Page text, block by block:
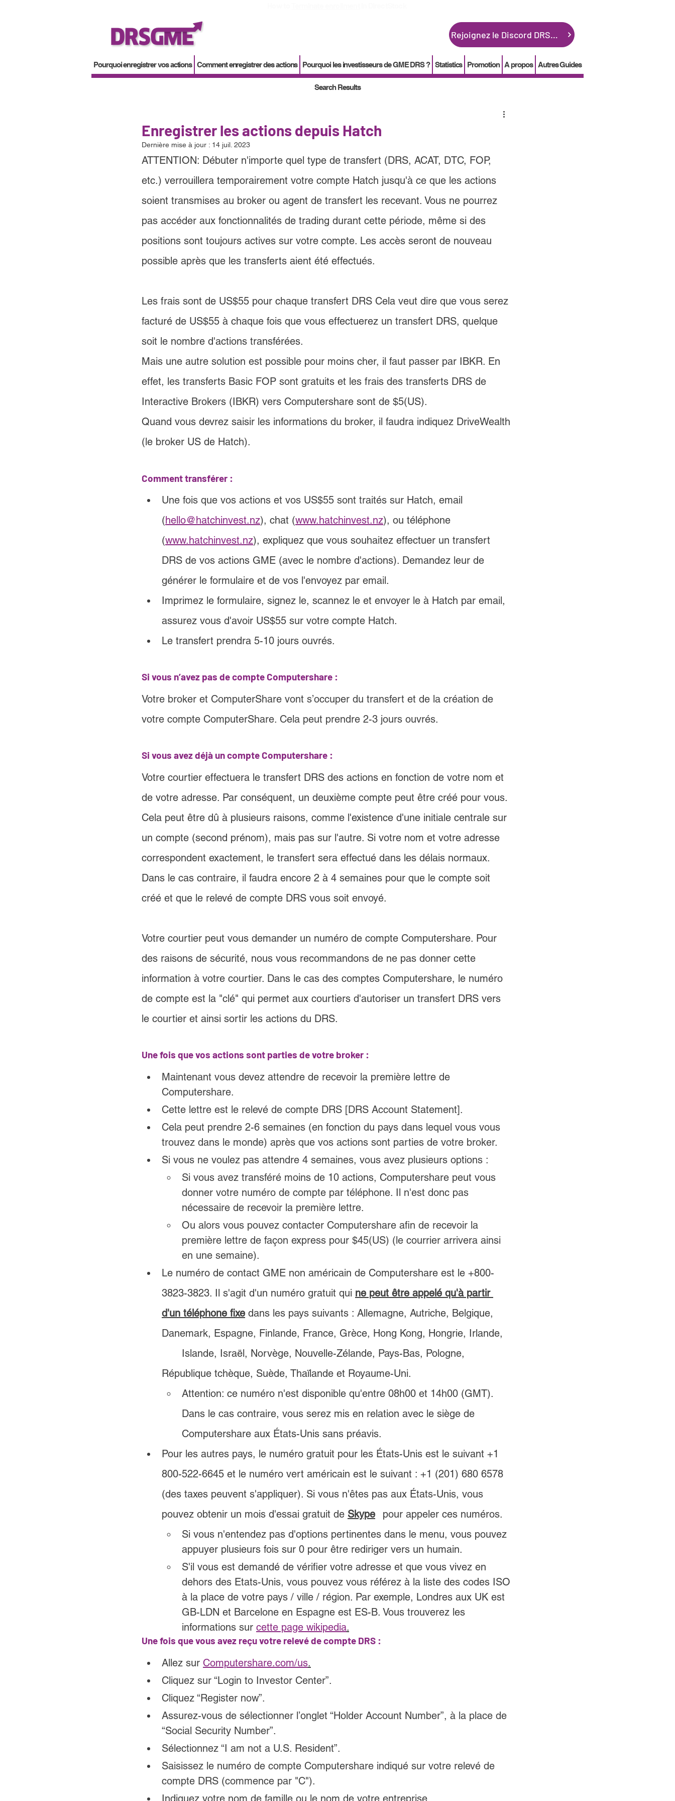
Rejoignez le Discord DRSGME
Pourquoi enregistrer vos actions Comment enregistrer des actions Pourquoi les investisseurs de GME DRS ? Statistics Promotion A propos Autres Guides
Search Results
Enregistrer les actions depuis Hatch
Dernière mise à jour : 14 juil. 2023
ATTENTION: Débuter n'importe quel type de transfert (DRS, ACAT, DTC, FOP,
etc.) verrouillera temporairement votre compte Hatch jusqu'à ce que les actions
soient transmises au broker ou agent de transfert les recevant. Vous ne pourrez
pas accéder aux fonctionnalités de trading durant cette période, même si des
positions sont toujours actives sur votre compte. Les accès seront de nouveau
possible après que les transferts aient été effectués.
Les frais sont de US$55 pour chaque transfert DRS Cela veut dire que vous serez
facturé de US$55 à chaque fois que vous effectuerez un transfert DRS, quelque
soit le nombre d'actions transférées.
Mais une autre solution est possible pour moins cher, il faut passer par IBKR. En
effet, les transferts Basic FOP sont gratuits et les frais des transferts DRS de
Interactive Brokers (IBKR) vers Computershare sont de $5(US).
Quand vous devrez saisir les informations du broker, il faudra indiquez DriveWealth
(le broker US de Hatch).
Comment transférer :
Une fois que vos actions et vos US$55 sont traités sur Hatch, email
(hello@hatchinvest.nz), chat (www.hatchinvest.nz), ou téléphone
(www.hatchinvest.nz), expliquez que vous souhaitez effectuer un transfert
DRS de vos actions GME (avec le nombre d'actions). Demandez leur de
générer le formulaire et de vos l'envoyez par email.
Imprimez le formulaire, signez le, scannez le et envoyer le à Hatch par email,
assurez vous d'avoir US$55 sur votre compte Hatch.
Le transfert prendra 5-10 jours ouvrés.
Si vous n’avez pas de compte Computershare :
Votre broker et ComputerShare vont s’occuper du transfert et de la création de
votre compte ComputerShare. Cela peut prendre 2-3 jours ouvrés.
Si vous avez déjà un compte Computershare :
Votre courtier effectuera le transfert DRS des actions en fonction de votre nom et
de votre adresse. Par conséquent, un deuxième compte peut être créé pour vous.
Cela peut être dû à plusieurs raisons, comme l'existence d'une initiale centrale sur
un compte (second prénom), mais pas sur l'autre. Si votre nom et votre adresse
correspondent exactement, le transfert sera effectué dans les délais normaux.
Dans le cas contraire, il faudra encore 2 à 4 semaines pour que le compte soit
créé et que le relevé de compte DRS vous soit envoyé.
Votre courtier peut vous demander un numéro de compte Computershare. Pour
des raisons de sécurité, nous vous recommandons de ne pas donner cette
information à votre courtier. Dans le cas des comptes Computershare, le numéro
de compte est la "clé" qui permet aux courtiers d'autoriser un transfert DRS vers
le courtier et ainsi sortir les actions du DRS.
Une fois que vos actions sont parties de votre broker :
Maintenant vous devez attendre de recevoir la première lettre de
Computershare.
Cette lettre est le relevé de compte DRS [DRS Account Statement].
Cela peut prendre 2-6 semaines (en fonction du pays dans lequel vous vous
trouvez dans le monde) après que vos actions sont parties de votre broker.
Si vous ne voulez pas attendre 4 semaines, vous avez plusieurs options :
Si vous avez transféré moins de 10 actions, Computershare peut vous
donner votre numéro de compte par téléphone. Il n'est donc pas
nécessaire de recevoir la première lettre.
Ou alors vous pouvez contacter Computershare afin de recevoir la
première lettre de façon express pour $45(US) (le courrier arrivera ainsi
en une semaine).
Le numéro de contact GME non américain de Computershare est le +800-
3823-3823. Il s'agit d'un numéro gratuit qui ne peut être appelé qu'à partir
d'un téléphone fixe dans les pays suivants : Allemagne, Autriche, Belgique,
Danemark, Espagne, Finlande, France, Grèce, Hong Kong, Hongrie, Irlande,
République tchèque, Suède, Thaïlande et Royaume-Uni.
Attention: ce numéro n'est disponible qu'entre 08h00 et 14h00 (GMT).
Dans le cas contraire, vous serez mis en relation avec le siège de
Computershare aux États-Unis sans préavis.
Pour les autres pays, le numéro gratuit pour les États-Unis est le suivant +1
800-522-6645 et le numéro vert américain est le suivant : +1 (201) 680 6578
(des taxes peuvent s'appliquer). Si vous n'êtes pas aux États-Unis, vous
pouvez obtenir un mois d'essai gratuit de Skype
pour appeler ces numéros.
Si vous n'entendez pas d'options pertinentes dans le menu, vous pouvez
appuyer plusieurs fois sur 0 pour être rediriger vers un humain.
S'il vous est demandé de vérifier votre adresse et que vous vivez en
dehors des Etats-Unis, vous pouvez vous référez à la liste des codes ISO
à la place de votre pays / ville / région. Par exemple, Londres aux UK est
GB-LDN et Barcelone en Espagne est ES-B. Vous trouverez les
informations sur cette page wikipedia.
Une fois que vous avez reçu votre relevé de compte DRS :
Allez sur Computershare.com/us.
Cliquez sur “Login to Investor Center”.
Cliquez “Register now”.
Assurez-vous de sélectionner l’onglet “Holder Account Number”, à la place de
“Social Security Number”.
Sélectionnez “I am not a U.S. Resident”.
Saisissez le numéro de compte Computershare indiqué sur votre relevé de
compte DRS (commence par "C").
Indiquez votre nom de famille ou le nom de votre entreprise.